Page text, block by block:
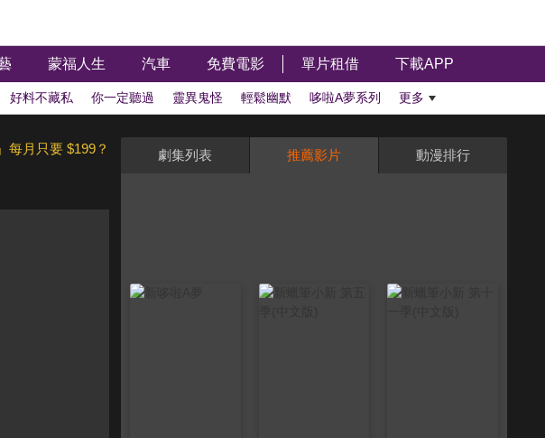
蒙福人生 汽車 免費電影 單片租借 下載APP
好料不藏私 你一定聽過 靈異鬼怪 輕鬆幽默 哆啦A夢系列 更多
每月只要 $199？ 劇集列表 推薦影片 動漫排行